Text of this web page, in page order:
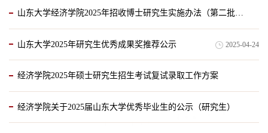
山东大学经济学院2025年招收博士研究生实施办法（第二批次）
山东大学2025年研究生优秀成果奖推荐公示 2025-04-24
经济学院2025年硕士研究生招生考试复试录取工作方案
经济学院关于2025届山东大学优秀毕业生的公示（研究生）